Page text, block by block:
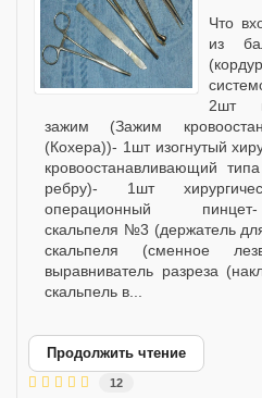
Что
из
2шт
зажим (Зажим
(Кохера))- 1шт изогнутый
кровоостанавливающий
ребру)- 1шт
операционный
скальпеля №3 (держатель
скальпеля (сменное
выравниватель разреза
скальпель в...
Продолжить чтение
12